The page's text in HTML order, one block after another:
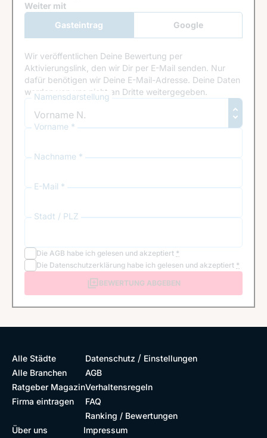
Google Recaptcha
Weiter mit
Gasteintrag
Google
Anmeldung
Wir veröffentlichen Deine Bewertung per
Aktivierungslink, den wir Dir per E-Mail senden. Nur
dafür benötigen wir Deine E-Mail-Adresse. Deine Daten
werden von uns nicht an Dritte weitergegeben.
Namensdarstellung
Vorname *
Nachname *
E-Mail *
Stadt / PLZ
Die AGB habe ich gelesen und akzeptiert *
Die Datenschutzerklärung habe ich gelesen und akzeptiert *
BEWERTUNG ABGEBEN
Alle Städte
Alle Branchen
Ratgeber Magazin
Firma eintragen
Datenschutz / Einstellungen
AGB
Verhaltensregeln
FAQ
Ranking / Bewertungen
Über uns
Impressum